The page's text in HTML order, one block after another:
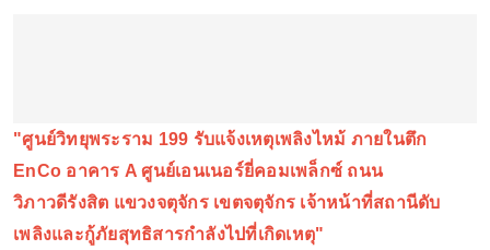
"ศูนย์วิทยุพระราม 199 รับแจ้งเหตุเพลิงไหม้ ภายในตึก
EnCo อาคาร A ศูนย์เอนเนอร์ยี่คอมเพล็กซ์ ถนน
วิภาวดีรังสิต แขวงจตุจักร เขตจตุจักร เจ้าหน้าที่สถานีดับ
เพลิงและกู้ภัยสุทธิสารกำลังไปที่เกิดเหตุ"